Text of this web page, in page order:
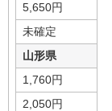
5,650円
未確定
山形県
1,760円
2,050円